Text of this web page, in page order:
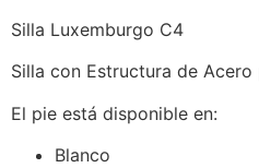
Silla Luxemburgo C4
Silla con Estructura de
El pie está disponible en:
Blanco